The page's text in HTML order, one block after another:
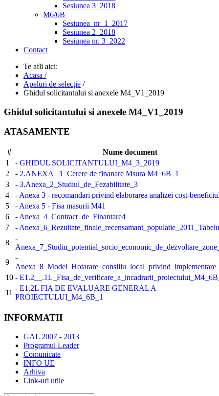
Sesiunea 3_2018
M6/6B
Sesiunea_nr_1_2017
Sesiunea 2_2018
Sesiunea nr. 3_2022
Contact
Te afli aici:
Acasa /
Apeluri de selecție /
Ghidul solicitantului si anexele M4_V1_2019
Ghidul solicitantului si anexele M4_V1_2019
ATASAMENTE
#
Nume document
1
- GHIDUL SOLICITANTULUI_M4_3_2019
2
- 2.ANEXA _1_Cerere de finanare Msura M4_6B_1
3
- 3.Anexa_2_Studiul_de_Fezabilitate_3
4
- Anexa 3 - recomandari privind elaborarea analizei cost-
5
- Anexa 5 - Fisa masurii M41
6
- Anexa_4_Contract_de_Finantare4
7
-
8
-
9
-
10 -
11
- E1.2L FIA DE EVALUARE GENERAL A
PROIECTULUI_M4_6B_1
INFORMATII
GAL 2007 - 2013
Programul Leader
Comunicate
INFO UE
Arhiva
Link-uri utile